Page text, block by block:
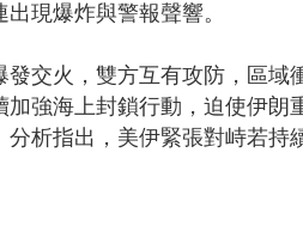
現爆炸與警報聲響。
發交火，雙方互有攻防，區
強海上封鎖行動，迫使伊朗
析指出，美伊緊張對峙若持